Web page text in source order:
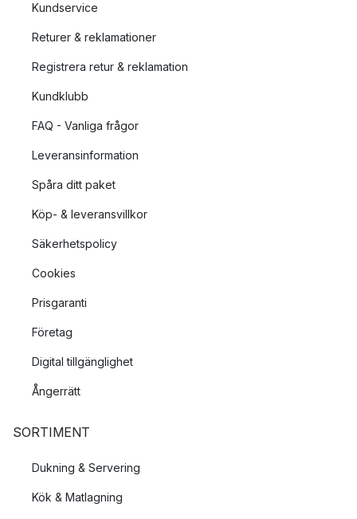
Kundservice
Returer & reklamationer
Registrera retur & reklamation
Kundklubb
FAQ - Vanliga frågor
Leveransinformation
Spåra ditt paket
Köp- & leveransvillkor
Säkerhetspolicy
Cookies
Prisgaranti
Företag
Digital tillgänglighet
Ångerrätt
SORTIMENT
Dukning & Servering
Kök & Matlagning